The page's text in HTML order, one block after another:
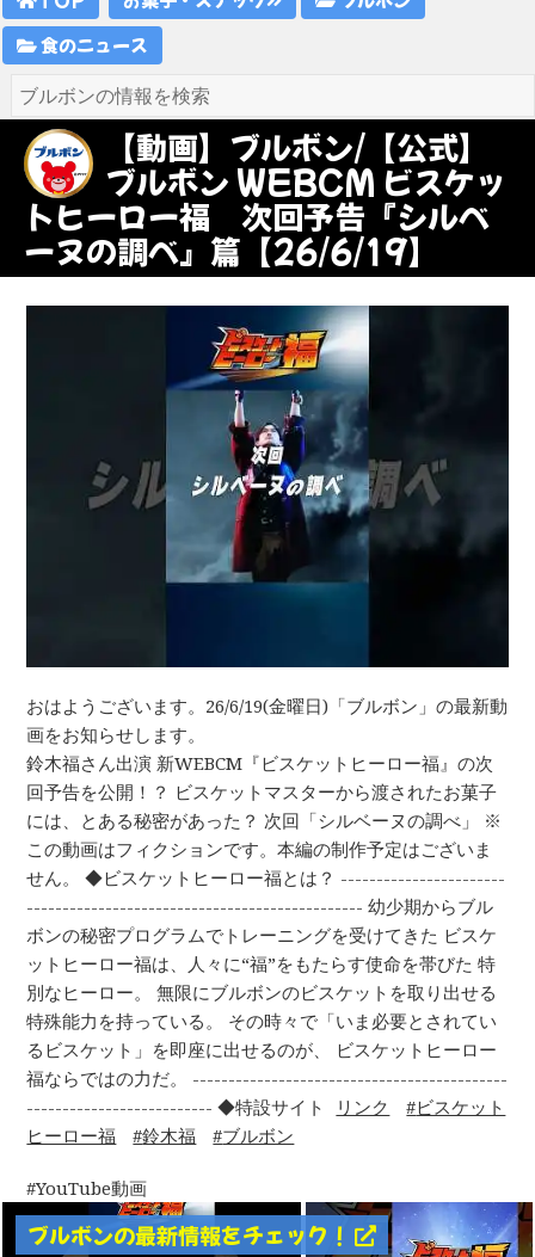
食のニュース
【動画】ブルボン/【公式】
ブルボン WEBCM ビスケッ
トヒーロー福 次回予告『シルベ
ーヌの調べ』篇【26/6/19】
おはようございます。26/6/19(金曜日)「ブルボン」の最新動
画をお知らせします。
鈴木福さん出演 新WEBCM『ビスケットヒーロー福』の次
回予告を公開！？ ビスケットマスターから渡されたお菓子
には、とある秘密があった？ 次回「シルベーヌの調べ」 ※
この動画はフィクションです。本編の制作予定はございま
せん。 ◆ビスケットヒーロー福とは？ -----------------------
----------------------------------------------- 幼少期からブル
ボンの秘密プログラムでトレーニングを受けてきた ビスケ
ットヒーロー福は、人々に“福”をもたらす使命を帯びた 特
別なヒーロー。 無限にブルボンのビスケットを取り出せる
特殊能力を持っている。 その時々で「いま必要とされてい
るビスケット」を即座に出せるのが、 ビスケットヒーロー
福ならではの力だ。 --------------------------------------------
-------------------------- ◆特設サイト
リンク
ビスケット
ヒーロー福
鈴木福 ブルボン
YouTube動画
ブルボンの最新情報をチェック！